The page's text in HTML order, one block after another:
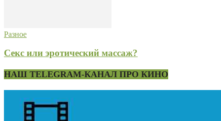
Разное
Секс или эротический массаж?
НАШ TELEGRAM-КАНАЛ ПРО КИНО